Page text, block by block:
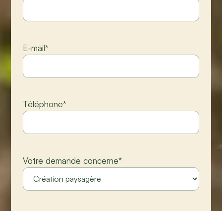
E-mail*
Téléphone*
Votre demande concerne*